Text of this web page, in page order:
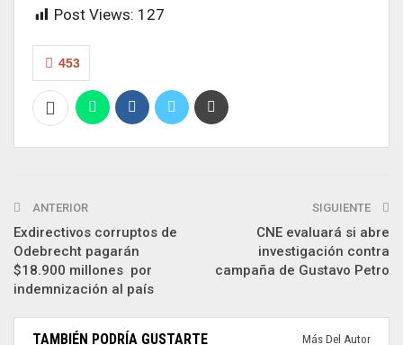
Post Views: 127
453
ANTERIOR
Exdirectivos corruptos de
Odebrecht pagarán
$18.900 millones por
indemnización al país
SIGUIENTE
CNE evaluará si abre
investigación contra
campaña de Gustavo Petro
TAMBIÉN PODRÍA GUSTARTE Más Del Autor